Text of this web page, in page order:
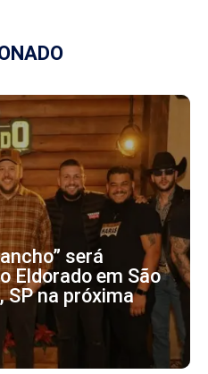
será
Eldorado em São
SP na próxima